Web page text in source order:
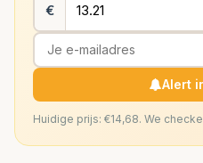
€
Alert
Huidige prijs: €14,68. We